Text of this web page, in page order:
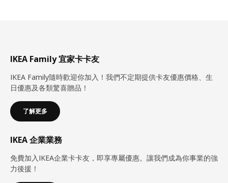
IKEA Family 宜家卡卡友
IKEA Family隨時歡迎你加入！我們不定期提供卡友優惠價格、生
日優惠及各類驚喜贈品！
了解更多
IKEA 企業業務
免費加入IKEA企業卡卡友，即享專屬優惠。讓我們成為你事業的強
力後援！